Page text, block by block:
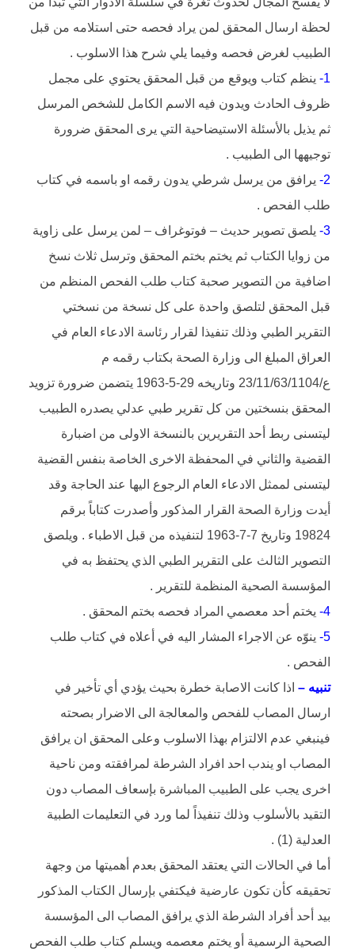
لحظة ارسال المحقق لمن يراد فحصه حتى استلامه من قبل
الطبيب لغرض فحصه وفيما يلي شرح هذا الاسلوب .
1- ينظم كتاب ويوقع من قبل المحقق يحتوي على مجمل
ظروف الحادث ويدون فيه الاسم الكامل للشخص المرسل
ثم يذيل بالأسئلة الاستيضاحية التي يرى المحقق ضرورة
توجيهها الى الطبيب .
2- يرافق من يرسل شرطي يدون رقمه او باسمه في كتاب
طلب الفحص .
3- يلصق تصوير حديث – فوتوغراف – لمن يرسل على زاوية
من زوايا الكتاب ثم يختم بختم المحقق وترسل ثلاث نسخ
اضافية من التصوير صحبة كتاب طلب الفحص المنظم من
قبل المحقق لتلصق واحدة على كل نسخة من نسختي
التقرير الطبي وذلك تنفيذا لقرار رئاسة الادعاء العام في
العراق المبلغ الى وزارة الصحة بكتاب رقمه م
ع/23/11/63/1104 وتاريخه 29-5-1963 يتضمن ضرورة تزويد
المحقق بنسختين من كل تقرير طبي عدلي يصدره الطبيب
ليتسنى ربط أحد التقريرين بالنسخة الاولى من اضبارة
القضية والثاني في المحفظة الاخرى الخاصة بنفس القضية
ليتسنى لممثل الادعاء العام الرجوع اليها عند الحاجة وقد
أيدت وزارة الصحة القرار المذكور وأصدرت كتاباً برقم
19824 وتاريخ 7-7-1963 لتنفيذه من قبل الاطباء . ويلصق
التصوير الثالث على التقرير الطبي الذي يحتفظ به في
المؤسسة الصحية المنظمة للتقرير .
4- يختم أحد معصمي المراد فحصه بختم المحقق .
5- ينوّه عن الاجراء المشار اليه في أعلاه في كتاب طلب
الفحص .
تنبيه – اذا كانت الاصابة خطرة بحيث يؤدي أي تأخير في
ارسال المصاب للفحص والمعالجة الى الاضرار بصحته
فينبغي عدم الالتزام بهذا الاسلوب وعلى المحقق ان يرافق
المصاب او يندب احد افراد الشرطة لمرافقته ومن ناحية
اخرى يجب على الطبيب المباشرة بإسعاف المصاب دون
التقيد بالأسلوب وذلك تنفيذاً لما ورد في التعليمات الطبية
العدلية (1) .
أما في الحالات التي يعتقد المحقق بعدم أهميتها من وجهة
تحقيقه كأن تكون عارضية فيكتفي بإرسال الكتاب المذكور
بيد أحد أفراد الشرطة الذي يرافق المصاب الى المؤسسة
الصحية الرسمية أو يختم معصمه ويسلم كتاب طلب الفحص